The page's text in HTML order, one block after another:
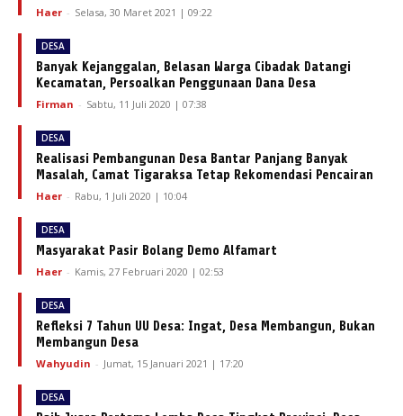
Haer - Selasa, 30 Maret 2021 | 09:22
DESA
Banyak Kejanggalan, Belasan Warga Cibadak Datangi
Kecamatan, Persoalkan Penggunaan Dana Desa
Firman - Sabtu, 11 Juli 2020 | 07:38
DESA
Realisasi Pembangunan Desa Bantar Panjang Banyak
Masalah, Camat Tigaraksa Tetap Rekomendasi Pencairan
Haer - Rabu, 1 Juli 2020 | 10:04
DESA
Masyarakat Pasir Bolang Demo Alfamart
Haer - Kamis, 27 Februari 2020 | 02:53
DESA
Refleksi 7 Tahun UU Desa: Ingat, Desa Membangun, Bukan
Membangun Desa
Wahyudin - Jumat, 15 Januari 2021 | 17:20
DESA